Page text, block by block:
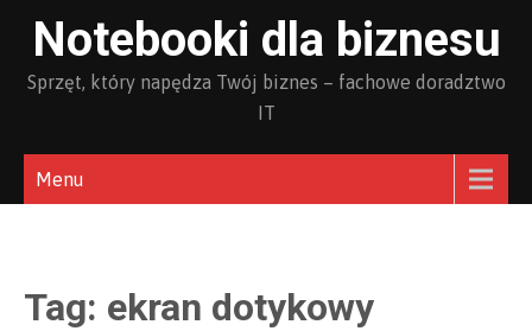
content
Notebooki dla biznesu
Sprzęt, który napędza Twój biznes – fachowe doradztwo
IT
Menu
Tag: ekran dotykowy